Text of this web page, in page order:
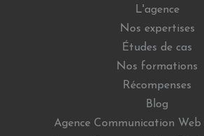
L'agence
Nos expertises
Études de cas
Nos formations
Récompenses
Blog
Agence Communication